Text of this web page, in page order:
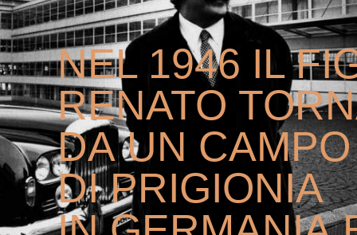
NEL 1946 IL
RENATO
DA UN CAMPO
DI PRIGIONIA